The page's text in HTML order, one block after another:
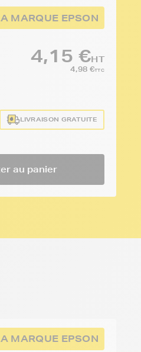
MARQUE EPSON
4,15 €HT
4,98 €TTC
LIVRAISON GRATUITE
au panier
MARQUE EPSON